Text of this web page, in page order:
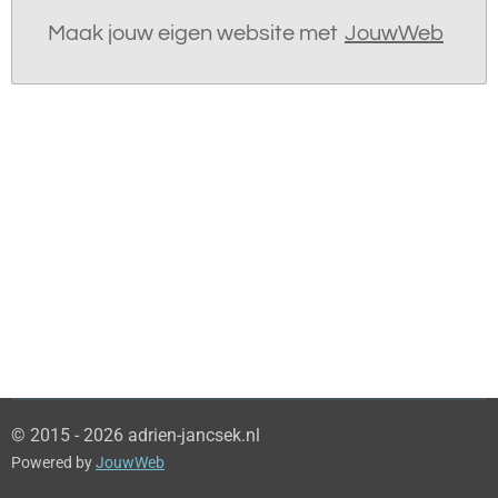
Maak jouw eigen website met JouwWeb
© 2015 - 2026 adrien-jancsek.nl
Powered byJouwWeb